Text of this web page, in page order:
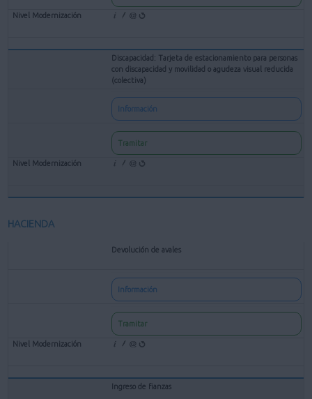
Discapacidad: Tarjeta de estacionamiento para personas
con discapacidad y movilidad o agudeza visual reducida
(colectiva)
Información
Tramitar
HACIENDA
Devolución de avales
Información
Tramitar
Ingreso de fianzas